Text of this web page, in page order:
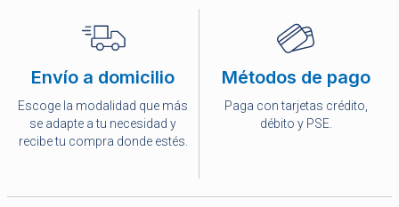
Envío a domicilio
Escoge la modalidad que más
se adapte a tu necesidad y
recibe tu compra donde estés.
Métodos de pago
Paga con tarjetas crédito,
débito y PSE.